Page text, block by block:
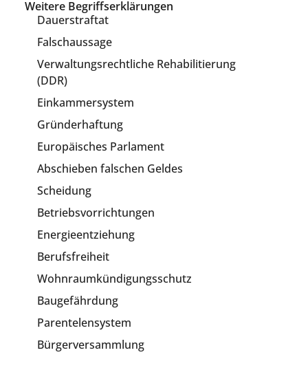
Weitere Begriffserklärungen
Dauerstraftat
Falschaussage
Verwaltungsrechtliche Rehabilitierung
(DDR)
Einkammersystem
Gründerhaftung
Europäisches Parlament
Abschieben falschen Geldes
Scheidung
Betriebsvorrichtungen
Energieentziehung
Berufsfreiheit
Wohnraumkündigungsschutz
Baugefährdung
Parentelensystem
Bürgerversammlung